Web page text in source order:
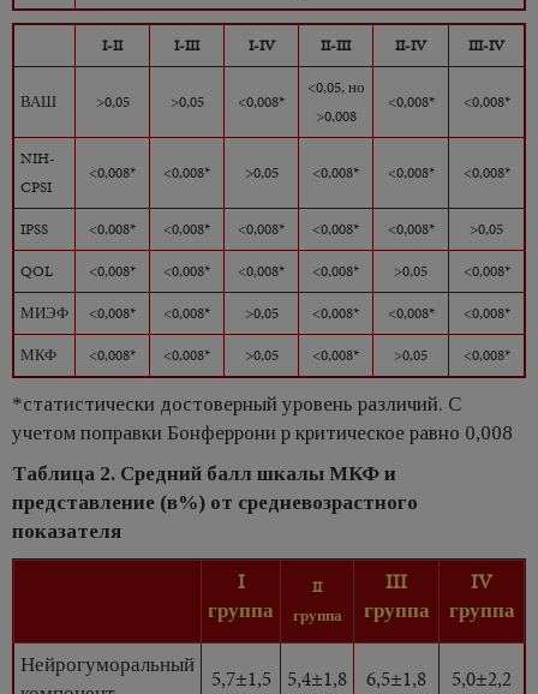
I-II I-III I-IV II-III II-IV III-IV
ВАШ >0,05 >0,05 <0,008*
<0,05, но
>0,008
<0,008* <0,008*
NIH-
CPSI
<0,008* <0,008* >0,05 <0,008* <0,008* <0,008*
IPSS <0,008* <0,008* <0,008* <0,008* <0,008*
>0,05
QOL
<0,008* <0,008* <0,008* <0,008* >0,05
<0,008*
МИЭФ
<0,008* <0,008* >0,05 <0,008* <0,008*
<0,008*
МКФ
<0,008* <0,008* >0,05 <0,008* >0,05 <0,008*
*статистически достоверный уровень различий. С
учетом поправки Бонферрони p критическое равно 0,008
Таблица 2. Средний балл шкалы МКФ и
представление (в%) от средневозрастного
показателя
I
группа
II
группа
III
группа
IV
группа
Нейрогуморальный
5,7±1,5 5,4±1,8 6,5±1,8 5,0±2,2